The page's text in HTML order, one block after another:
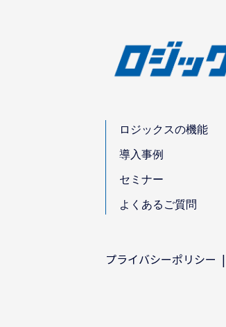
ロジックスの機能
導入事例
セミナー
よくあるご質問
プライバシーポリシー